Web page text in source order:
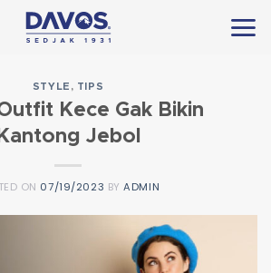
STYLE , TIPS
Kece Gak Bikin
Kantong Jebol
ON 07/19/2023 BYADMIN